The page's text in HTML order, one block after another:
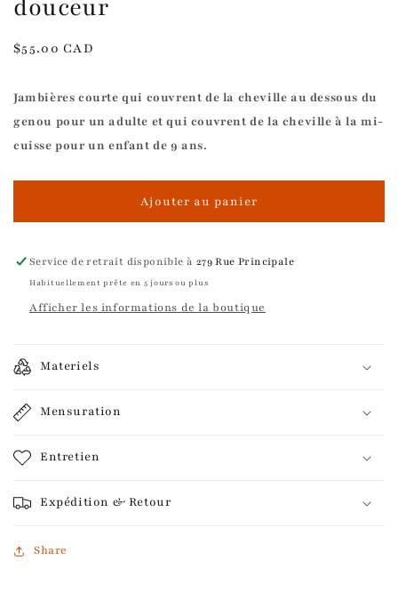
douceur
Prix
$55.00 CAD
Jambières courte qui couvrent de la cheville au dessous du
genou pour un adulte et qui couvrent de la cheville à la mi-
cuisse pour un enfant de 9 ans.
Ajouter au panier
Service de retrait disponible à 279 Rue Principale
Habituellement prête en 5 jours ou plus
Afficher les informations de la boutique
Materiels
Mensuration
Entretien
Expédition & Retour
Share